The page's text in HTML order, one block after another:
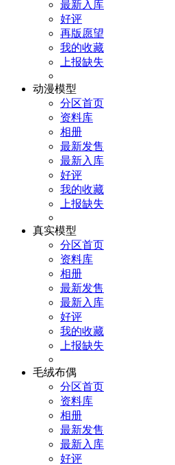
最新入库
好评
再版愿望
我的收藏
上报缺失
动漫模型
分区首页
资料库
相册
最新发售
最新入库
好评
我的收藏
上报缺失
真实模型
分区首页
资料库
相册
最新发售
最新入库
好评
我的收藏
上报缺失
毛绒布偶
分区首页
资料库
相册
最新发售
最新入库
好评